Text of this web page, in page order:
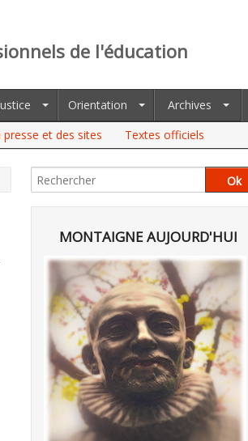
de l'éducation
Orientation
Archives
presse et des sites Textes officiels
MONTAIGNE AUJOURD'HUI